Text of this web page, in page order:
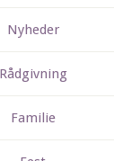
Nyheder
Rådgivning
Familie